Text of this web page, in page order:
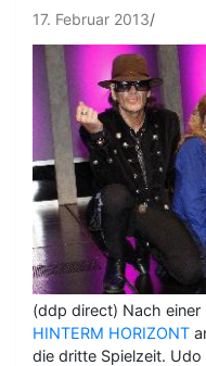
17. Februar 2013
(ddp direct) Nach einer
HINTERM HORIZONT
die dritte Spielzeit.